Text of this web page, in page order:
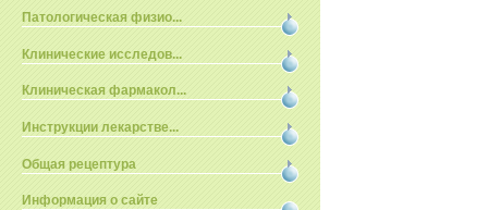
Патологическая физио...
Клинические исследов...
Клиническая фармакол...
Инструкции лекарстве...
Общая рецептура
Информация о сайте